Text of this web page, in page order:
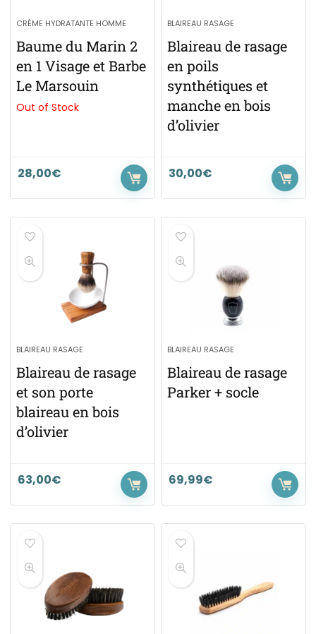
CRÈME HYDRATANTE HOMME
Baume du Marin 2
en 1 Visage et Barbe
Le Marsouin
Out of Stock
28,00€
BLAIREAU RASAGE
Blaireau de rasage
en poils
synthétiques et
manche en bois
d’olivier
30,00€
BLAIREAU RASAGE
Blaireau de rasage
et son porte
blaireau en bois
d’olivier
63,00€
BLAIREAU RASAGE
Blaireau de rasage
Parker + socle
69,99€